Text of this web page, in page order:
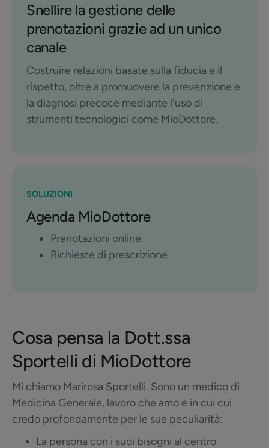
Snellire la gestione delle
prenotazioni grazie ad un unico
canale
Costruire relazioni basate sulla fiducia e il
rispetto, oltre a promuovere la prevenzione e
la diagnosi precoce mediante l'uso di
strumenti tecnologici come MioDottore.
SOLUZIONI
Agenda MioDottore
Prenotazioni online
Richieste di prescrizione
Cosa pensa la Dott.ssa
Sportelli di MioDottore
Mi chiamo Marirosa Sportelli. Sono un medico di
Medicina Generale, lavoro che amo e in cui cui
credo profondamente per le sue peculiarità:
La persona con i suoi bisogni al centro